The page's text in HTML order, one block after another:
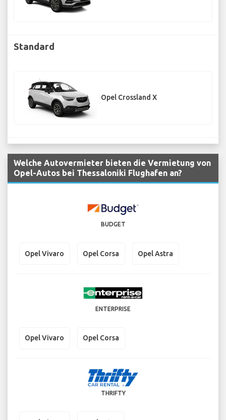
Standard
Opel Crossland X
Welche Autovermieter bieten die Vermietung von
Opel-Autos bei Thessaloniki Flughafen an?
BUDGET
Opel Vivaro Opel Corsa Opel Astra
ENTERPRISE
Opel Vivaro Opel Corsa
THRIFTY